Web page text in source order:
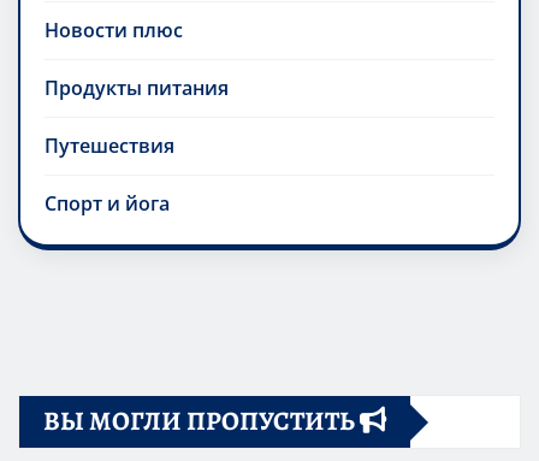
Новости плюс
Продукты питания
Путешествия
Спорт и йога
ВЫ МОГЛИ ПРОПУСТИТЬ